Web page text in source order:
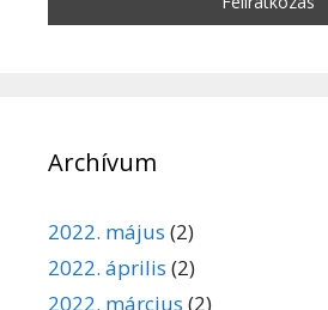
Archívum
2022. május (2)
2022. április (2)
2022. március (2)